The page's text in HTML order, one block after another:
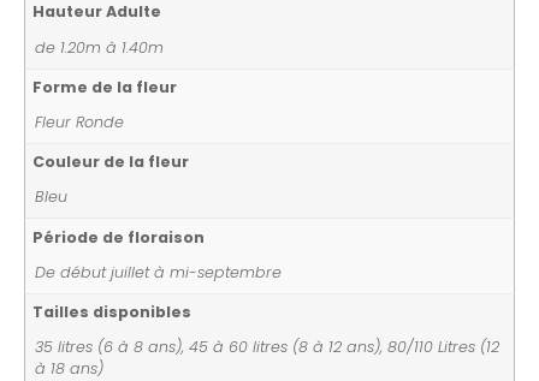
Hauteur Adulte
de 1.20m à 1.40m
Forme de la fleur
Fleur Ronde
Couleur de la fleur
Bleu
Période de floraison
De début juillet à mi-septembre
Tailles disponibles
35 litres (6 à 8 ans), 45 à 60 litres (8 à 12 ans), 80/110 Litres (12
à 18 ans)